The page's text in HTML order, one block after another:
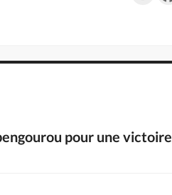
pour une victoire